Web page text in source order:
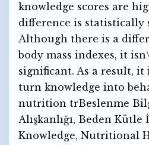
knowledge scores are
difference is statistically
Although there is a
body mass indexes, it
significant. As a result,
turn knowledge into
nutrition trBeslenme
Alışkanlığı, Beden
Knowledge, Nutritional